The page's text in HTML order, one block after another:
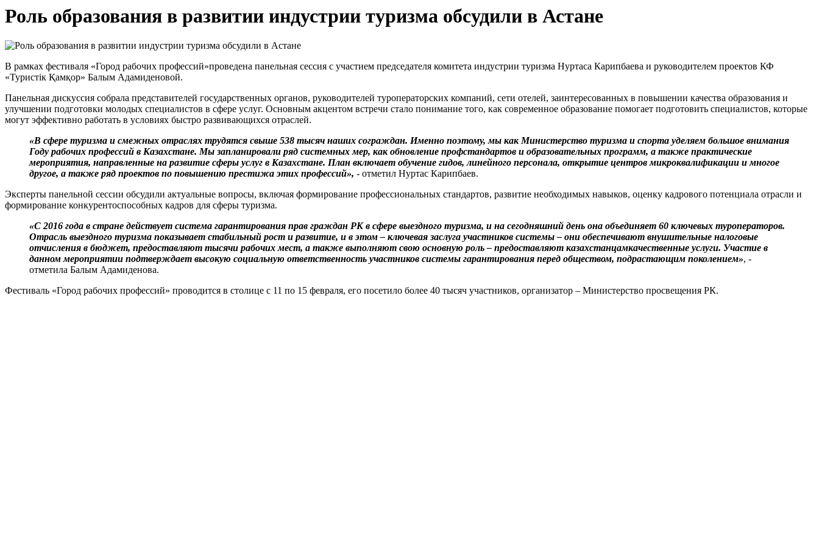
Роль образования в развитии индустрии туризма обсудили в Астане
В рамках фестиваля «Город рабочих профессий»проведена панельная сессия с участием председателя комитета индустрии туризма Нуртаса Карипбаева и руководителем проектов КФ
«Туристік Қамқор» Балым Адамиденовой.
Панельная дискуссия собрала представителей государственных органов, руководителей туроператорских компаний, сети отелей, заинтересованных в повышении качества образования и
улучшении подготовки молодых специалистов в сфере услуг. Основным акцентом встречи стало понимание того, как современное образование помогает подготовить специалистов, которые
могут эффективно работать в условиях быстро развивающихся отраслей.
«В сфере туризма и смежных отраслях трудятся свыше 538 тысяч наших сограждан. Именно поэтому, мы как Министерство туризма и спорта уделяем большое внимания
Году рабочих профессий в Казахстане. Мы запланировали ряд системных мер, как обновление профстандартов и образовательных программ, а также практические
мероприятия, направленные на развитие сферы услуг в Казахстане. План включает обучение гидов, линейного персонала, открытие центров микроквалификации и многое
другое, а также ряд проектов по повышению престижа этих профессий», - отметил Нуртас Карипбаев.
Эксперты панельной сессии обсудили актуальные вопросы, включая формирование профессиональных стандартов, развитие необходимых навыков, оценку кадрового потенциала отрасли и
формирование конкурентоспособных кадров для сферы туризма.
«С 2016 года в стране действует система гарантирования прав граждан РК в сфере выездного туризма, и на сегодняшний день она объединяет 60 ключевых туроператоров.
Отрасль выездного туризма показывает стабильный рост и развитие, и в этом – ключевая заслуга участников системы – они обеспечивают внушительные налоговые
отчисления в бюджет, предоставляют тысячи рабочих мест, а также выполняют свою основную роль – предоставляют казахстанцамкачественные услуги. Участие в
данном мероприятии подтверждает высокую социальную ответственность участников системы гарантирования перед обществом, подрастающим поколением», -
отметила Балым Адамиденова.
Фестиваль «Город рабочих профессий» проводится в столице с 11 по 15 февраля, его посетило более 40 тысяч участников, организатор – Министерство просвещения РК.